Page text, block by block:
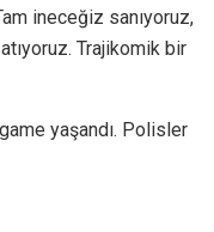
ineceğiz sanıyoruz,
Trajikomik bir
yaşandı. Polisler